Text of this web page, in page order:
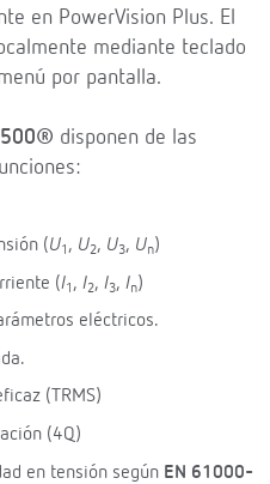
en PowerVision Plus. El
mediante teclado
por pantalla.
® disponen de las
(U1 , U2, U3, Un)
(I1 , I2, I3, In)
eléctricos.
(TRMS)
(4Q)
en tensión según EN 61000-